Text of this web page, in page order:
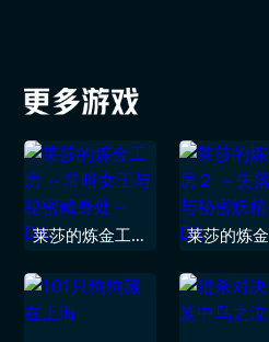
莱莎的炼金工房
密藏身处～ DX
莱莎的炼
与秘密妖